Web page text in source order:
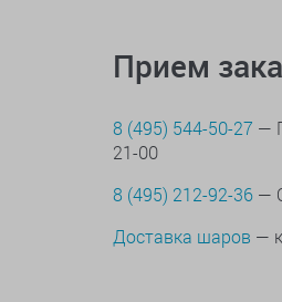
Прием
8 (495) 544-50-27 —
21-00
8 (495) 212-92-36 —
Доставка шаров —